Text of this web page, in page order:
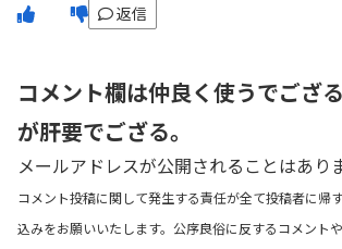
返信
コメント欄は仲良く使うでござ
が肝要でござる。
メールアドレスが公開されることはあり
コメント投稿に関して発生する責任が全て投稿者に帰
込みをお願いいたします。公序良俗に反するコメント